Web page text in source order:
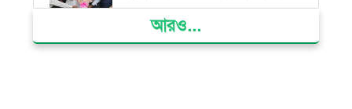
দৌলতখানে জমি বিরোধে পরিবারকে
আরও...